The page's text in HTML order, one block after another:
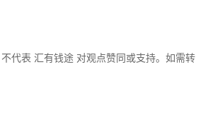
代表 汇有钱途 对观点赞同或支持。如需转